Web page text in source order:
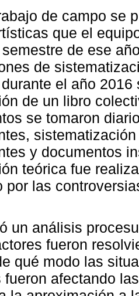
de campo se
que el
de ese
de
el año
de un libro
se tomaron
y documentos
teórica fue
por las
un análisis
fueron
qué modo las
fueron afectando